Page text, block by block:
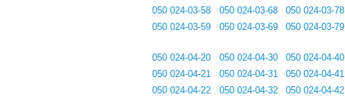
050 024-03-58
050 024-03-59
050 024-03-68
050 024-03-69
050 024-03-78
050 024-03-79
050 024-04-20
050 024-04-21
050 024-04-22
050 024-04-30
050 024-04-31
050 024-04-32
050 024-04-40
050 024-04-41
050 024-04-42